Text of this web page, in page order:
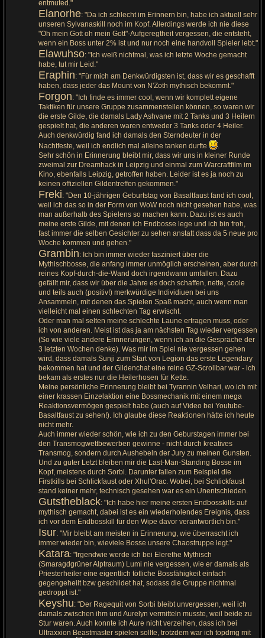
entmuted."
Elanorhe: "Da ich schlecht im Erinnern bin, habe ich aktuell sehr
unseren Sylvanaskill noch im Kopf. Allerdings werde ich nie diese
"Oh mein Gott oh mein Gott"-Aufgeregtheit vergessen, die entsteht,
wenn ein Boss unter 2% ist und nur noch eine handvoll Spieler lebt."
Elawuhso: "Ich weiß nichtmal, was ich letzte Woche gemacht
habe, tut mir Leid."
Eraphin: "Für mich am Denkwürdigsten ist, dass wir es geschafft
haben, dass jeder das Mount von N'Zoth mythisch bekommt."
Forgon: "Ich finde es immer cool, wenn wir komplett eigene
Taktiken für unsere Gruppe zusammenstellen können, so waren wir
die erste Gilde, die damals Lady Ashvane mit 2 Tanks und 3 Heilern
gespielt hat, die anderen waren entweder 3 Tanks oder 4 Heiler.
Auch denkwürdig fand ich damals den Sterndeuter in der
Nachtfeste, weil ich endlich mal alleine tanken durfte
Sehr schön in Erinnerung bleibt mir, dass wir uns in kleiner Runde
zweimal zur Dreamhack in Leipzig und einmal zum Warcraftfilm im
Kino, ebenfalls Leipzig, getroffen haben. Leider ist es ja noch zu
keinen offiziellen Gildentreffen gekommen."
Freki: "Den 10-jährigen Geburtstag von Basaltfaust fand ich cool,
weil ich das so in der Form von WoW noch nicht gesehen habe, was
man außerhalb des Spielens so machen kann. Dazu ist es auch
meine erste Gilde, mit denen ich Endbosse lege und ich bin froh,
fast immer die selben Gesichter zu sehen anstatt dass da 5 neue pro
Woche kommen und gehen."
Grambin: Ich bin immer wieder fasziniert über die
Mythischbosse, die anfang immer unmöglich erscheinen, aber durch
reines Kopf-durch-die-Wand doch irgendwann umfallen. Dazu
gefällt mir, dass wir über die Jahre es doch schaffen, nette, coole
und teils auch (positiv!) merkwürdige Individiuen bei uns
Ansammeln, mit denen das Spielen Spaß macht, auch wenn man
vielleicht mal einen schlechten Tag erwischt.
Oder man mal selten meine schlechte Laune ertragen muss, oder
ich von anderen. Meist ist das ja am nächsten Tag wieder vergessen
(So wie viele andere Erinnerungen, wenn ich an die Gespräche der
3 letzten Wochen denke). Was mir im Spiel nie vergessen gehen
wird, dass damals Sunji zum Start von Legion das erste Legendary
bekommen hat und der Gildenchat eine reine GZ-Scrollbar war - ich
bekam als erstes nur die Heilerhosen für Kette.
Meine persönliche Erinnerung bleibt bei Tyrannin Velhari, wo ich mit
einer krassen Einzelaktion eine Bossmechanik mit einem mega
Reaktionsvermögen gespielt habe (auch auf Video bei Youtube-
Basaltfaust zu sehen!). Ich glaube diese Reaktionen hätte ich heute
nicht mehr.
Auch immer wieder schön, wie ich zu den Geburstagen immer bei
den Transmogwettbewerben gewinne - nicht durch kreatives
Transmog, sondern durch Aushebeln der Jury zu meinen Gunsten.
Und zu guter Letzt bleiben mir die Last-Man-Standing Bosse im
Kopf, meistens durch Sorbi. Darunter fallen zum Beispiel die
Firstkills bei Schlickfaust oder Xhul'Orac. Wobei, bei Schlickfaust
stand keiner mehr, technisch gesehen war es ein Unentschieden.
Gutstheblack: "Ich habe hier meine ersten Endbosskills auf
mythisch gemacht, dabei ist es ein wiederholendes Ereignis, dass
ich vor dem Endbosskill für den Wipe davor verantwortlich bin."
Isur: "Mir bleibt am meisten in Erinnerung, wie überrascht ich
immer wieder bin, wieviele Bosse unsere Chaostruppe legt."
Katara: "Irgendwie werde ich bei Elerethe Mythisch
(Smaragdgrüner Alptraum) Lumi nie vergessen, wie er damals als
Priesterheiler eine eigentlich tötliche Bossfähigkeit einfach
gegengeheilt bzw geschildet hat, sodass die Gruppe nichtmal
gedroppt ist."
Keyshu: "Der Ragequit von Sorbi bleibt unvergessen, weil ich
damals zwischen ihm und Aurelyn vermitteln musste, weil beide zu
Stur waren. Auch konnte ich Aure nicht verzeihen, dass ich bei
Ultraxxion Beastmaster spielen sollte, trotzdem war ich topdmg mit